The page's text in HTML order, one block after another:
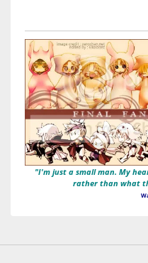
"I'm just a small man. My
rather than what